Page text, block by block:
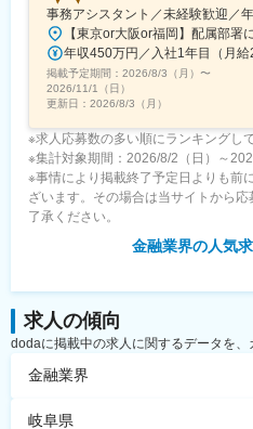
変更の範囲：会社の定める業務
事務アシスタント／未経験歓迎／
年収450万円／入社1年目（月給
掲載予定期間： 2026/8/3（月） 〜
2026/11/1（日）
更新日： 2026/8/3（月）
※求人応募数の多い順にランキングし
※集計対象期間：2026/8/2（日）～
※事情により掲載終了予定日よりも前
ざいます。その場合は当サイトから
了承ください。
金融業界の人気
求人の傾向
dodaに掲載中の求人に関するデータを、
金融業界
岐阜県